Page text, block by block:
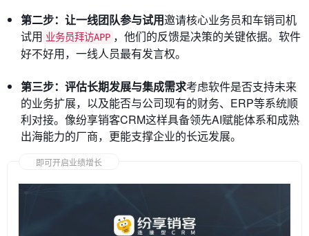
第二步：让一线团队参与试用邀请核心业务员和车销司机
试用 业务员拜访APP ，他们的反馈是决策的关键依据。软件
好不好用，一线人员最有发言权。
第三步：评估长期发展与集成需求考虑软件是否支持未来
的业务扩展，以及能否与公司现有的财务、ERP等系统顺
利对接。像纷享销客CRM这样具备领先AI赋能体系和成熟
出海能力的厂商，更能支撑企业的长远发展。
即可开启业绩增长